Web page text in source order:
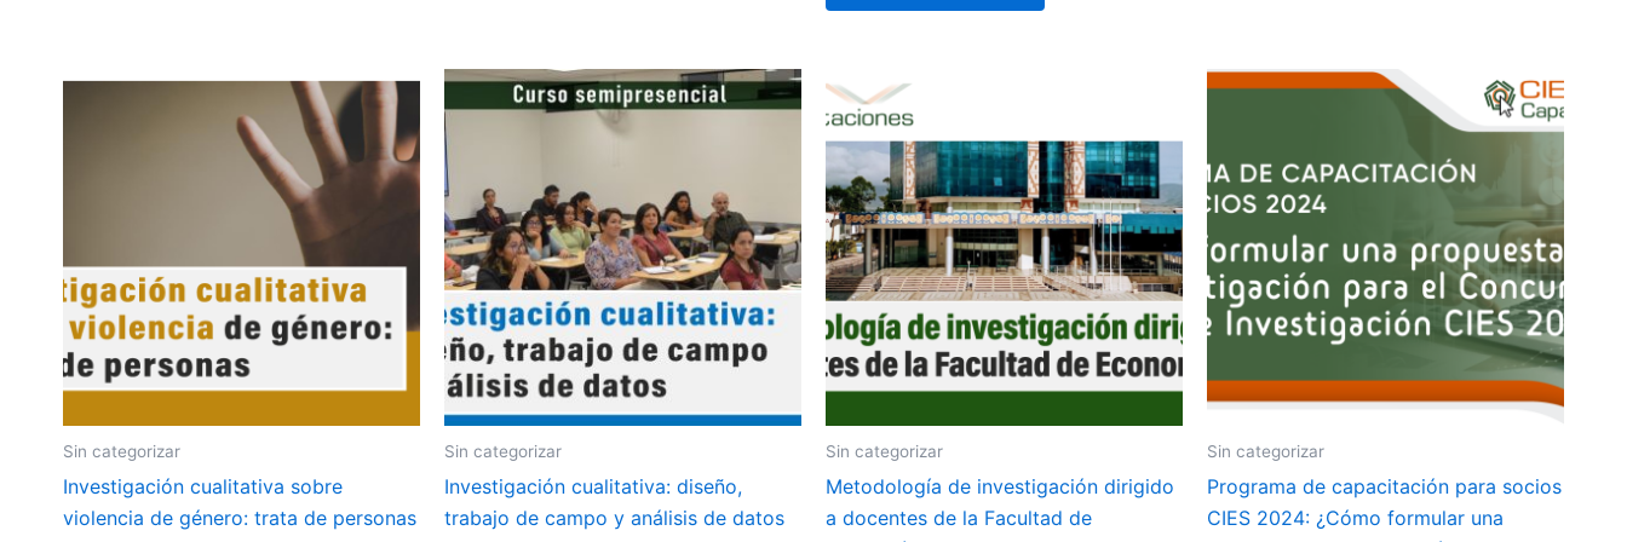
Sin categorizar
Investigación cualitativa sobre
violencia de género: trata de personas
Sin categorizar
Investigación cualitativa: diseño,
trabajo de campo y análisis de datos
Sin categorizar
Metodología de investigación dirigido
a docentes de la Facultad de
Sin categorizar
Programa de capacitación para socios
CIES 2024: ¿Cómo formular una